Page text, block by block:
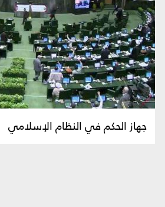
جهاز الحكم في النظام الإسلامي